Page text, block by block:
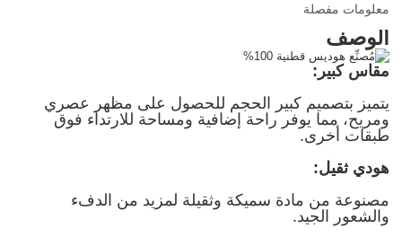
معلومات مفصلة
الوصف
مقاس كبير:
يتميز بتصميم كبير الحجم للحصول على مظهر عصري
ومريح، مما يوفر راحة إضافية ومساحة للارتداء فوق
طبقات أخرى.
هودي ثقيل:
مصنوعة من مادة سميكة وثقيلة لمزيد من الدفء
والشعور الجيد.